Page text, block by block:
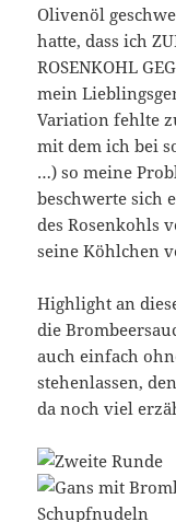
Olivenöl
hatte, dass ich
ROSENKOHL
mein
Variation fehlte
mit dem ich bei
…) so meine
beschwerte sich
des Rosenkohls
seine Köhlchen
Highlight an
die
auch einfach
stehenlassen,
da noch viel